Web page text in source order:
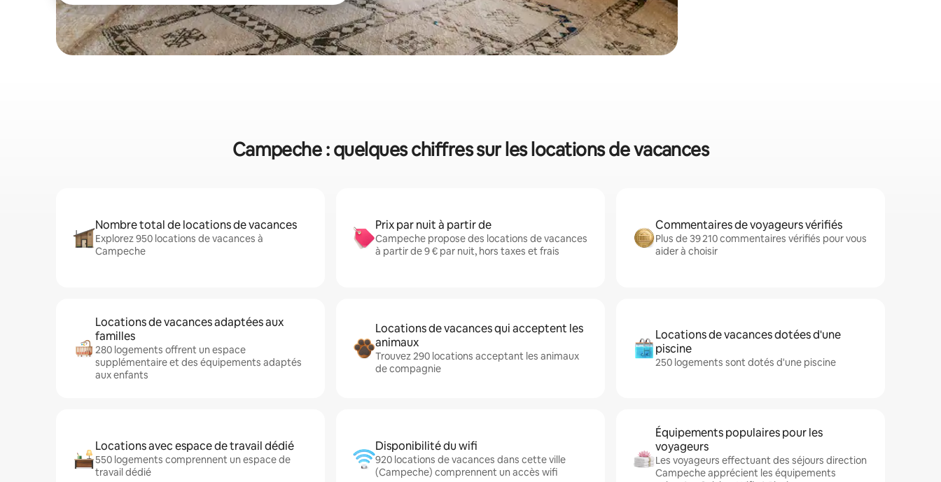
Campeche : quelques chiffres sur les locations de vacances
Nombre total de locations de vacances
Explorez 950 locations de vacances à
Campeche
Prix par nuit à partir de
Campeche propose des locations de vacances
à partir de 9 € par nuit, hors taxes et frais
Commentaires de voyageurs vérifiés
Plus de 39 210 commentaires vérifiés pour vous
aider à choisir
Locations de vacances adaptées aux
familles
280 logements offrent un espace
supplémentaire et des équipements adaptés
aux enfants
Locations de vacances qui acceptent les
animaux
Trouvez 290 locations acceptant les animaux
de compagnie
Locations de vacances dotées d'une
piscine
250 logements sont dotés d'une piscine
Locations avec espace de travail dédié
550 logements comprennent un espace de
travail dédié
Disponibilité du wifi
920 locations de vacances dans cette ville
(Campeche) comprennent un accès wifi
Équipements populaires pour les
voyageurs
Les voyageurs effectuant des séjours direction
Campeche apprécient les équipements